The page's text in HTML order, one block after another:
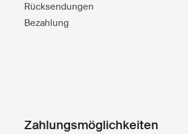
Rücksendungen
Bezahlung
Zahlungsmöglichkeiten